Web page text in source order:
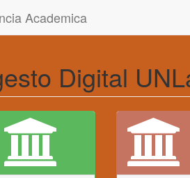
Academica
Digital